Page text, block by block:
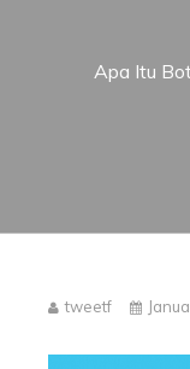
Apa Itu
tweetf